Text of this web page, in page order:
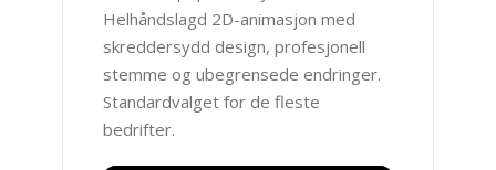
Helhåndslagd 2D-animasjon med
skreddersydd design, profesjonell
stemme og ubegrensede endringer.
Standardvalget for de fleste
bedrifter.